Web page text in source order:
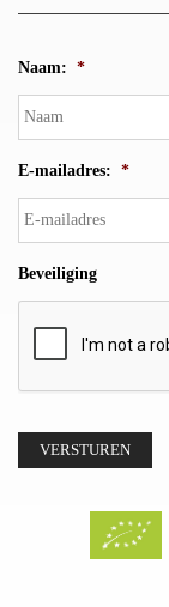
Naam: *
E-mailadres: *
Beveiliging
VERSTUREN